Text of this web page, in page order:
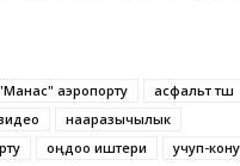
аэропорту
асфальт төшөө
нааразычылык
оңдоо иштери учуп-